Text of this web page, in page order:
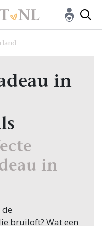
in
in
bruiloft? Wat een